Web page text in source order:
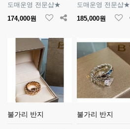
도매운영 전문샵★
174,000원
도매운영 전문샵★
185,000원
불가리 반지 불가리 반지